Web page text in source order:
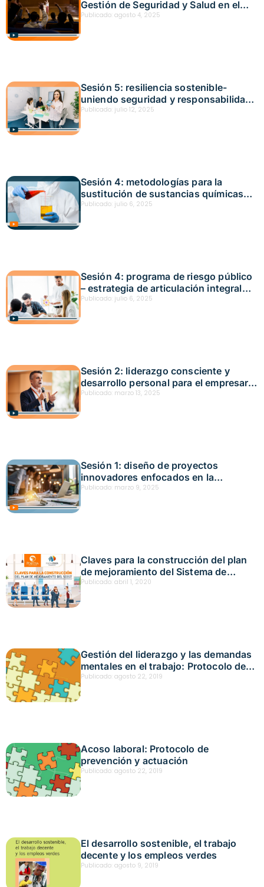
Gestión de Seguridad y Salud en el
Trabajo en las Empresas Fecha: julio
Publicado: agosto 4, 2025
Sesión 5: resiliencia sostenible-
uniendo seguridad y responsabilidad
ambiental Fecha: junio 25, 2025
Publicado: julio 12, 2025
Sesión 4: metodologías para la
sustitución de sustancias químicas
como estrategia para el control del
Publicado: julio 6, 2025
Sesión 4: programa de riesgo público
– estrategia de articulación integral
frente a las amenazas Fecha: junio 19,
Publicado: julio 6, 2025
Sesión 2: liderazgo consciente y
desarrollo personal para el empresario
del futuro en las mipymes Fecha:
Publicado: marzo 13, 2025
Sesión 1: diseño de proyectos
innovadores enfocados en la
estrategia visión zero Fecha: febrero
Publicado: marzo 9, 2025
Claves para la construcción del plan
de mejoramiento del Sistema de
Seguridad y Salud en el Trabajo
Publicado: abril 1, 2020
Gestión del liderazgo y las demandas
mentales en el trabajo: Protocolo de
intervención de factores
psicosociales para trabajadores del
Publicado: agosto 22, 2019
Acoso laboral: Protocolo de
prevención y actuación
Publicado: agosto 22, 2019
El desarrollo sostenible, el trabajo
decente y los empleos verdes
Publicado: agosto 9, 2019